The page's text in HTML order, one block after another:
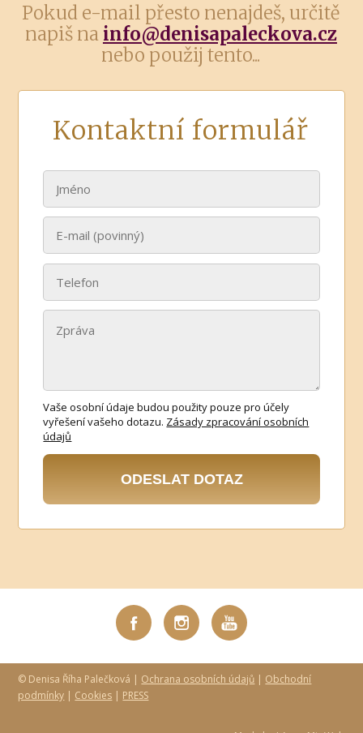
Pokud e-mail přesto nenajdeš, určitě
napiš na info@denisapaleckova.cz
nebo použij tento...
Kontaktní formulář
Vaše osobní údaje budou použity pouze pro účely
vyřešení vašeho dotazu. Zásady zpracování osobních
údajů
ODESLAT DOTAZ
© Denisa Říha Palečková | Ochrana osobních údajů | Obchodní
podmínky | Cookies | PRESS